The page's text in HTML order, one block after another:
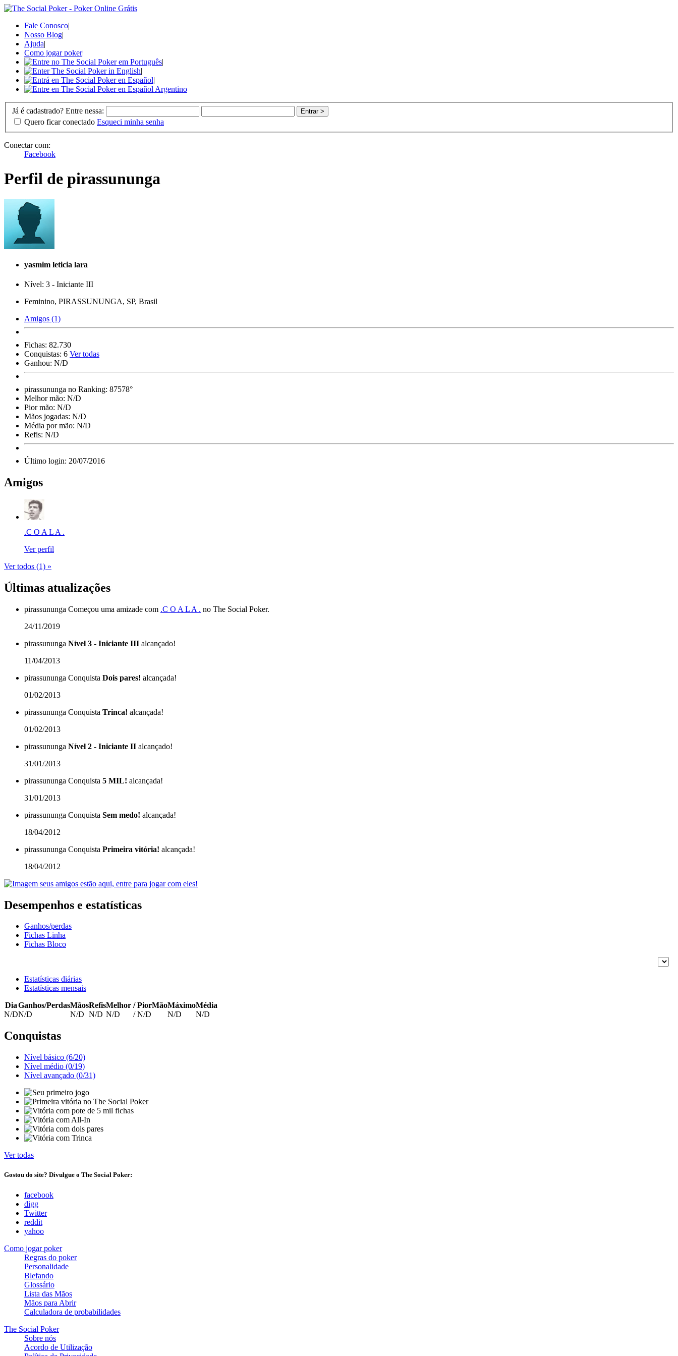
Fale Conosco|
Nosso Blog|
Ajuda|
Como jogar poker|
|
|
|
Já é cadastrado? Entre nessa:
Quero ficar conectado Esqueci minha senha
Conectar com:
Facebook
Perfil de pirassununga
yasmim leticia lara
Nível: 3 - Iniciante III
Feminino, PIRASSUNUNGA, SP, Brasil
Amigos (1)
Fichas: 82.730
Conquistas: 6 Ver todas
Ganhou: N/D
pirassununga no Ranking: 87578°
Melhor mão: N/D
Pior mão: N/D
Mãos jogadas: N/D
Média por mão: N/D
Refis: N/D
Último login: 20/07/2016
Amigos
.C O A L A .
Ver perfil
Ver todos (1) »
Últimas atualizações
pirassununga Começou uma amizade com .C O A L A . no The Social Poker.
24/11/2019
pirassununga Nível 3 - Iniciante III alcançado!
11/04/2013
pirassununga Conquista Dois pares! alcançada!
01/02/2013
pirassununga Conquista Trinca! alcançada!
01/02/2013
pirassununga Nível 2 - Iniciante II alcançado!
31/01/2013
pirassununga Conquista 5 MIL! alcançada!
31/01/2013
pirassununga Conquista Sem medo! alcançada!
18/04/2012
pirassununga Conquista Primeira vitória! alcançada!
18/04/2012
Desempenhos e estatísticas
Ganhos/perdas
Fichas Linha
Fichas Bloco
Estatísticas diárias
Estatísticas mensais
DiaGanhos/PerdasMãosRefisMelhor / PiorMãoMáximoMédia
N/DN/D N/D N/D N/D /N/D N/D N/D
Conquistas
Nível básico (6/20)
Nível médio (0/19)
Nível avançado (0/31)
Ver todas
Gostou do site? Divulgue o The Social Poker:
facebook
digg
Twitter
reddit
yahoo
Como jogar poker
Regras do poker
Personalidade
Blefando
Glossário
Lista das Mãos
Mãos para Abrir
Calculadora de probabilidades
The Social Poker
Sobre nós
Acordo de Utilização